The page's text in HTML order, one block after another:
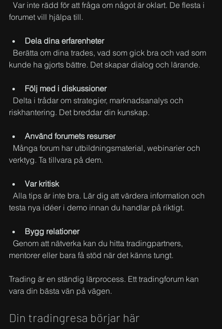
forumet vill hjälpa till.
Dela dina erfarenheter
kunde ha gjorts bättre. Det skapar dialog och lärande.
Följ med i diskussioner
riskhantering. Det breddar din kunskap.
Använd forumets resurser
verktyg. Ta tillvara på dem.
Var kritisk
testa nya idéer i demo innan du handlar på riktigt.
Bygg relationer
mentorer eller bara få stöd när det känns tungt.
Trading är en ständig lärprocess. Ett tradingforum kan
vara din bästa vän på vägen.
Din tradingresa börjar här